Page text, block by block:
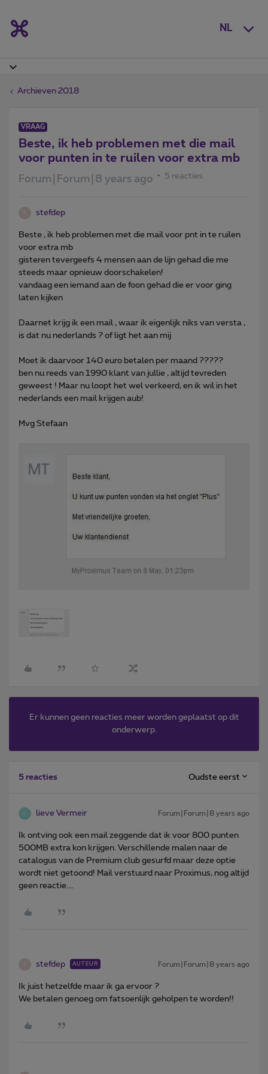
NL
Archieven 2018
VRAAG
Beste, ik heb problemen met die mail
voor punten in te ruilen voor extra mb
Forum|Forum|8 years ago 5 reacties
stefdep
Beste , ik heb problemen met die mail voor pnt in te ruilen
voor extra mb
gisteren tevergeefs 4 mensen aan de lijn gehad die me
steeds maar opnieuw doorschakelen!
vandaag een iemand aan de foon gehad die er voor ging
laten kijken
Daarnet krijg ik een mail , waar ik eigenlijk niks van versta ,
is dat nu nederlands ? of ligt het aan mij
Moet ik daarvoor 140 euro betalen per maand ?????
ben nu reeds van 1990 klant van jullie , altijd tevreden
geweest ! Maar nu loopt het wel verkeerd, en ik wil in het
nederlands een mail krijgen aub!
Mvg Stefaan
Er kunnen geen reacties meer worden geplaatst op dit
onderwerp.
5 reacties Oudste eerst
lieve Vermeir Forum|Forum|8 years ago
Ik ontving ook een mail zeggende dat ik voor 800 punten
500MB extra kon krijgen. Verschillende malen naar de
catalogus van de Premium club gesurfd maar deze optie
wordt niet getoond! Mail verstuurd naar Proximus, nog altijd
geen reactie....
stefdep AUTEUR Forum|Forum|8 years ago
Ik juist hetzelfde maar ik ga ervoor ?
We betalen genoeg om fatsoenlijk geholpen te worden!!